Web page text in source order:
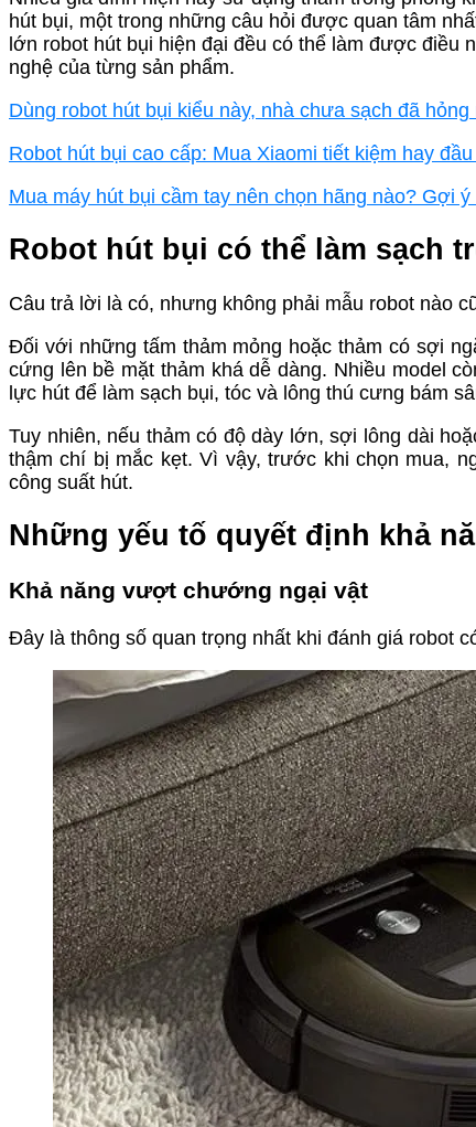
hút bụi, một trong những câu hỏi được quan tâm
lớn robot hút bụi hiện đại đều có thể làm được điều
nghệ của từng sản phẩm.
Dùng robot hút bụi kiểu này, nhà chưa sạch đã hỏng
Robot hút bụi cao cấp: Mua Xiaomi tiết kiệm hay
Mua máy hút bụi cầm tay nên chọn hãng nào? Gợi
Robot hút bụi có thể làm sạch
Câu trả lời là có, nhưng không phải mẫu robot nào
Đối với những tấm thảm mỏng hoặc thảm có sợi
cứng lên bề mặt thảm khá dễ dàng. Nhiều model
lực hút để làm sạch bụi, tóc và lông thú cưng bám
Tuy nhiên, nếu thảm có độ dày lớn, sợi lông dài
thậm chí bị mắc kẹt. Vì vậy, trước khi chọn mua,
công suất hút.
Những yếu tố quyết định khả
Khả năng vượt chướng ngại vật
Đây là thông số quan trọng nhất khi đánh giá robot